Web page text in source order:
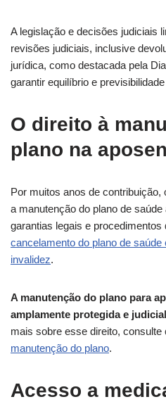
A legislação e decisões judiciais
revisões judiciais, inclusive
jurídica, como destacada pela
garantir equilíbrio e
O direito à
plano na
Por muitos anos de
a manutenção do plano de
garantias legais e procedimentos
cancelamento do plano de
invalidez.
A manutenção do plano para
amplamente protegida e
mais sobre esse direito, consulte
manutenção do plano.
Acesso a